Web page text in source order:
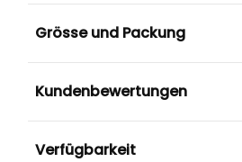
Grösse und Packung
Kundenbewertungen
Verfügbarkeit